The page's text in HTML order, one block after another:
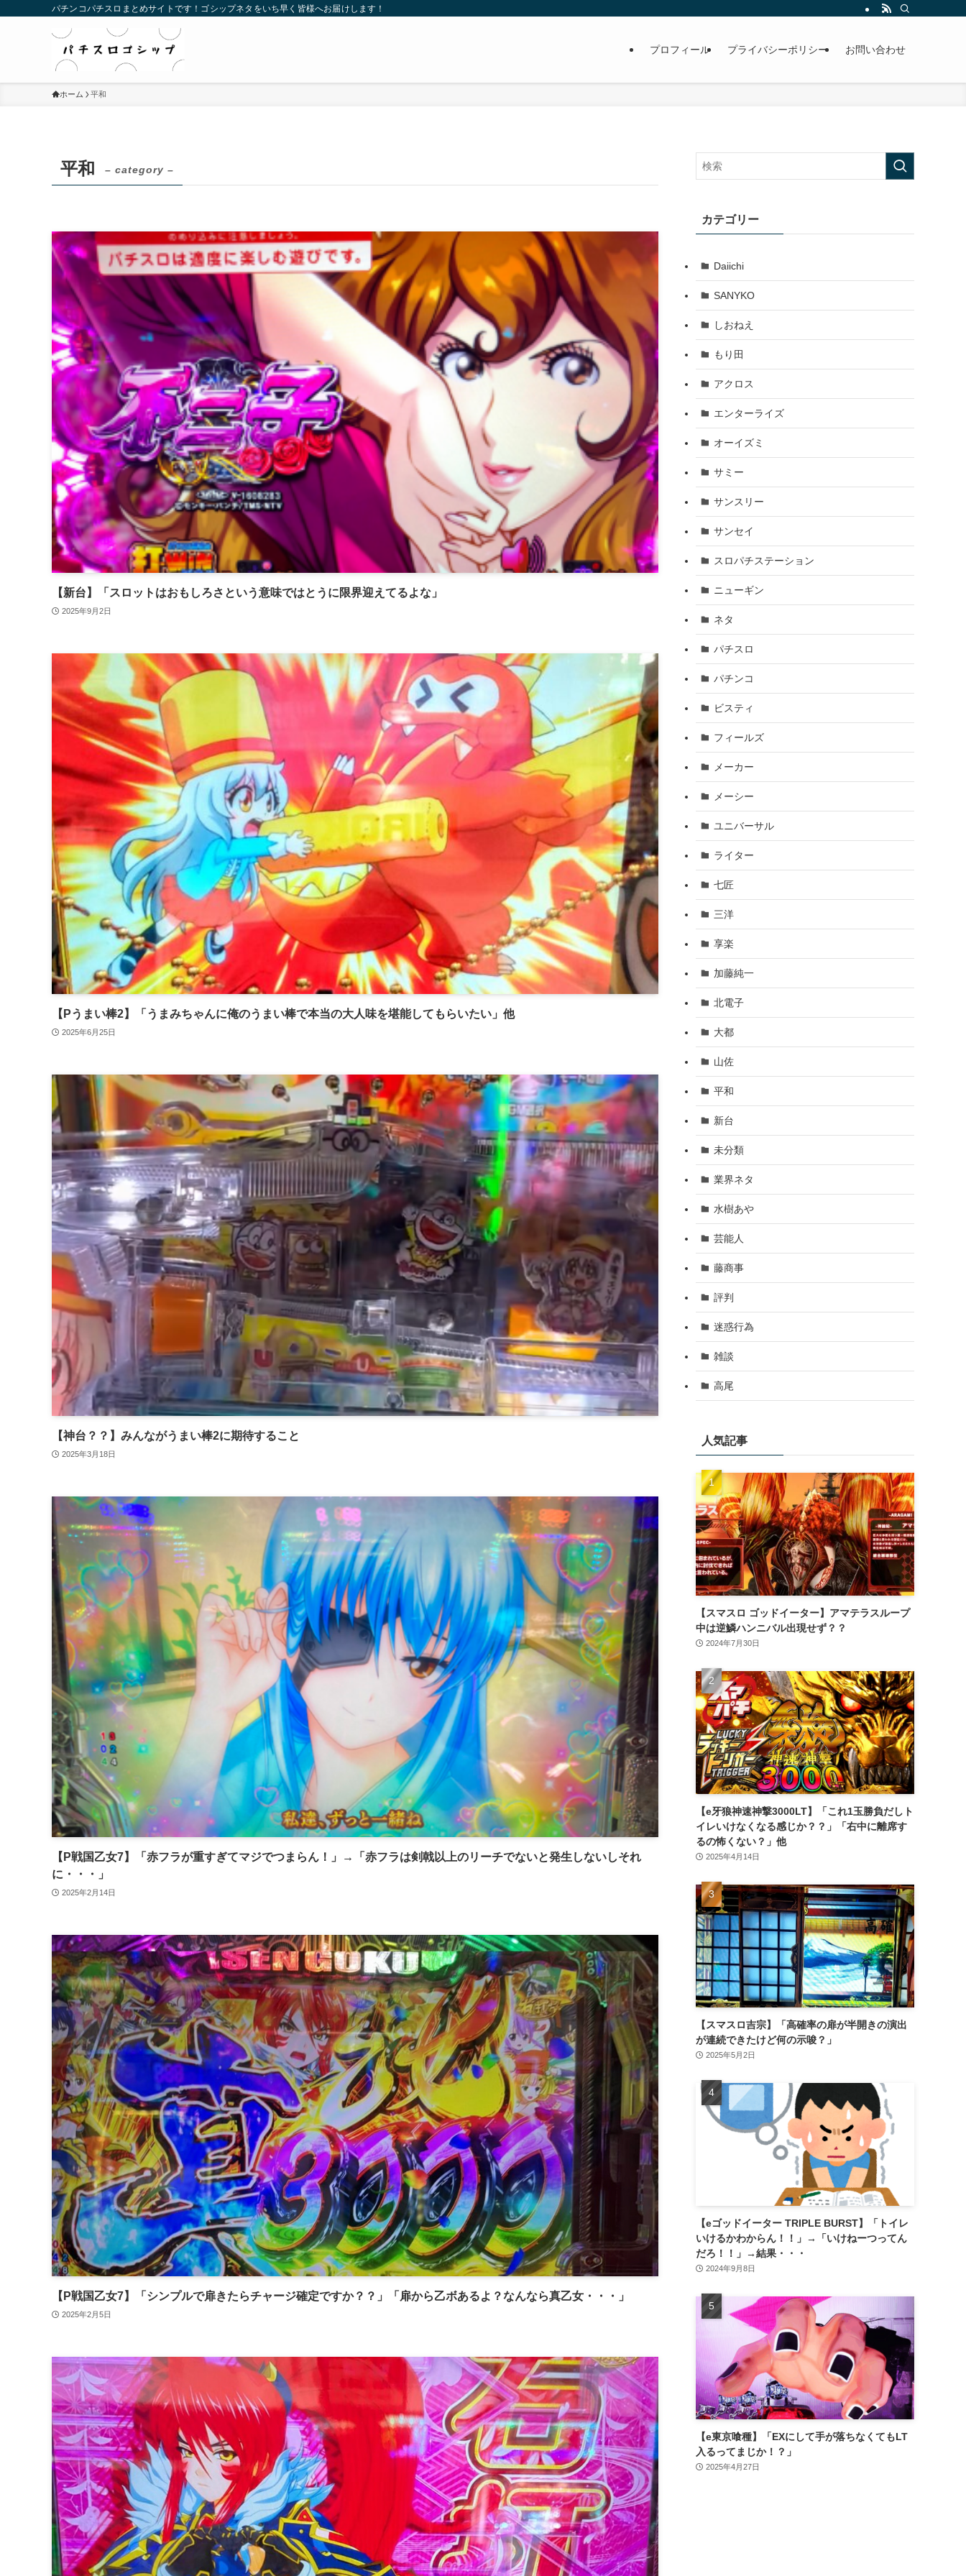
パチンコパチスロまとめサイトです！ゴシップネタをいち早く皆様へお届けします！
プロフィール プライバシーポリシー お問い合わせ
ホーム 平和
平和 – category –
【新台】「スロットはおもしろさという意味ではとうに限界迎えてるよな」
2025年9月2日
【Pうまい棒2】「うまみちゃんに俺のうまい棒で本当の大人味を堪能してもらいたい」他
2025年6月25日
【神台？？】みんながうまい棒2に期待すること
2025年3月18日
【P戦国乙女7】「赤フラが重すぎてマジでつまらん！」→「赤フラは剣戟以上のリーチでないと発生しないしそれ
に・・・」
2025年2月14日
【P戦国乙女7】「シンプルで扉きたらチャージ確定ですか？？」「扉から乙ボあるよ？なんなら真乙女・・・」
2025年2月5日
カテゴリー
Daiichi
SANYKO
しおねえ
もり田
アクロス
エンターライズ
オーイズミ
サミー
サンスリー
サンセイ
スロパチステーション
ニューギン
ネタ
パチスロ
パチンコ
ビスティ
フィールズ
メーカー
メーシー
ユニバーサル
ライター
七匠
三洋
享楽
加藤純一
北電子
大都
山佐
平和
新台
未分類
業界ネタ
水樹あや
芸能人
藤商事
評判
迷惑行為
雑談
高尾
人気記事
【スマスロ ゴッドイーター】アマテラスループ
中は逆鱗ハンニバル出現せず？？
2024年7月30日
【e牙狼神速神撃3000LT】「これ1玉勝負だしト
イレいけなくなる感じか？？」「右中に離席す
るの怖くない？」他
2025年4月14日
【スマスロ吉宗】「高確率の扉が半開きの演出
が連続できたけど何の示唆？」
2025年5月2日
【eゴッドイーター TRIPLE BURST】「トイレ
いけるかわからん！！」→「いけねーつってん
だろ！！」→結果・・・
2024年9月8日
【e東京喰種】「EXにして手が落ちなくてもLT
入るってまじか！？」
2025年4月27日